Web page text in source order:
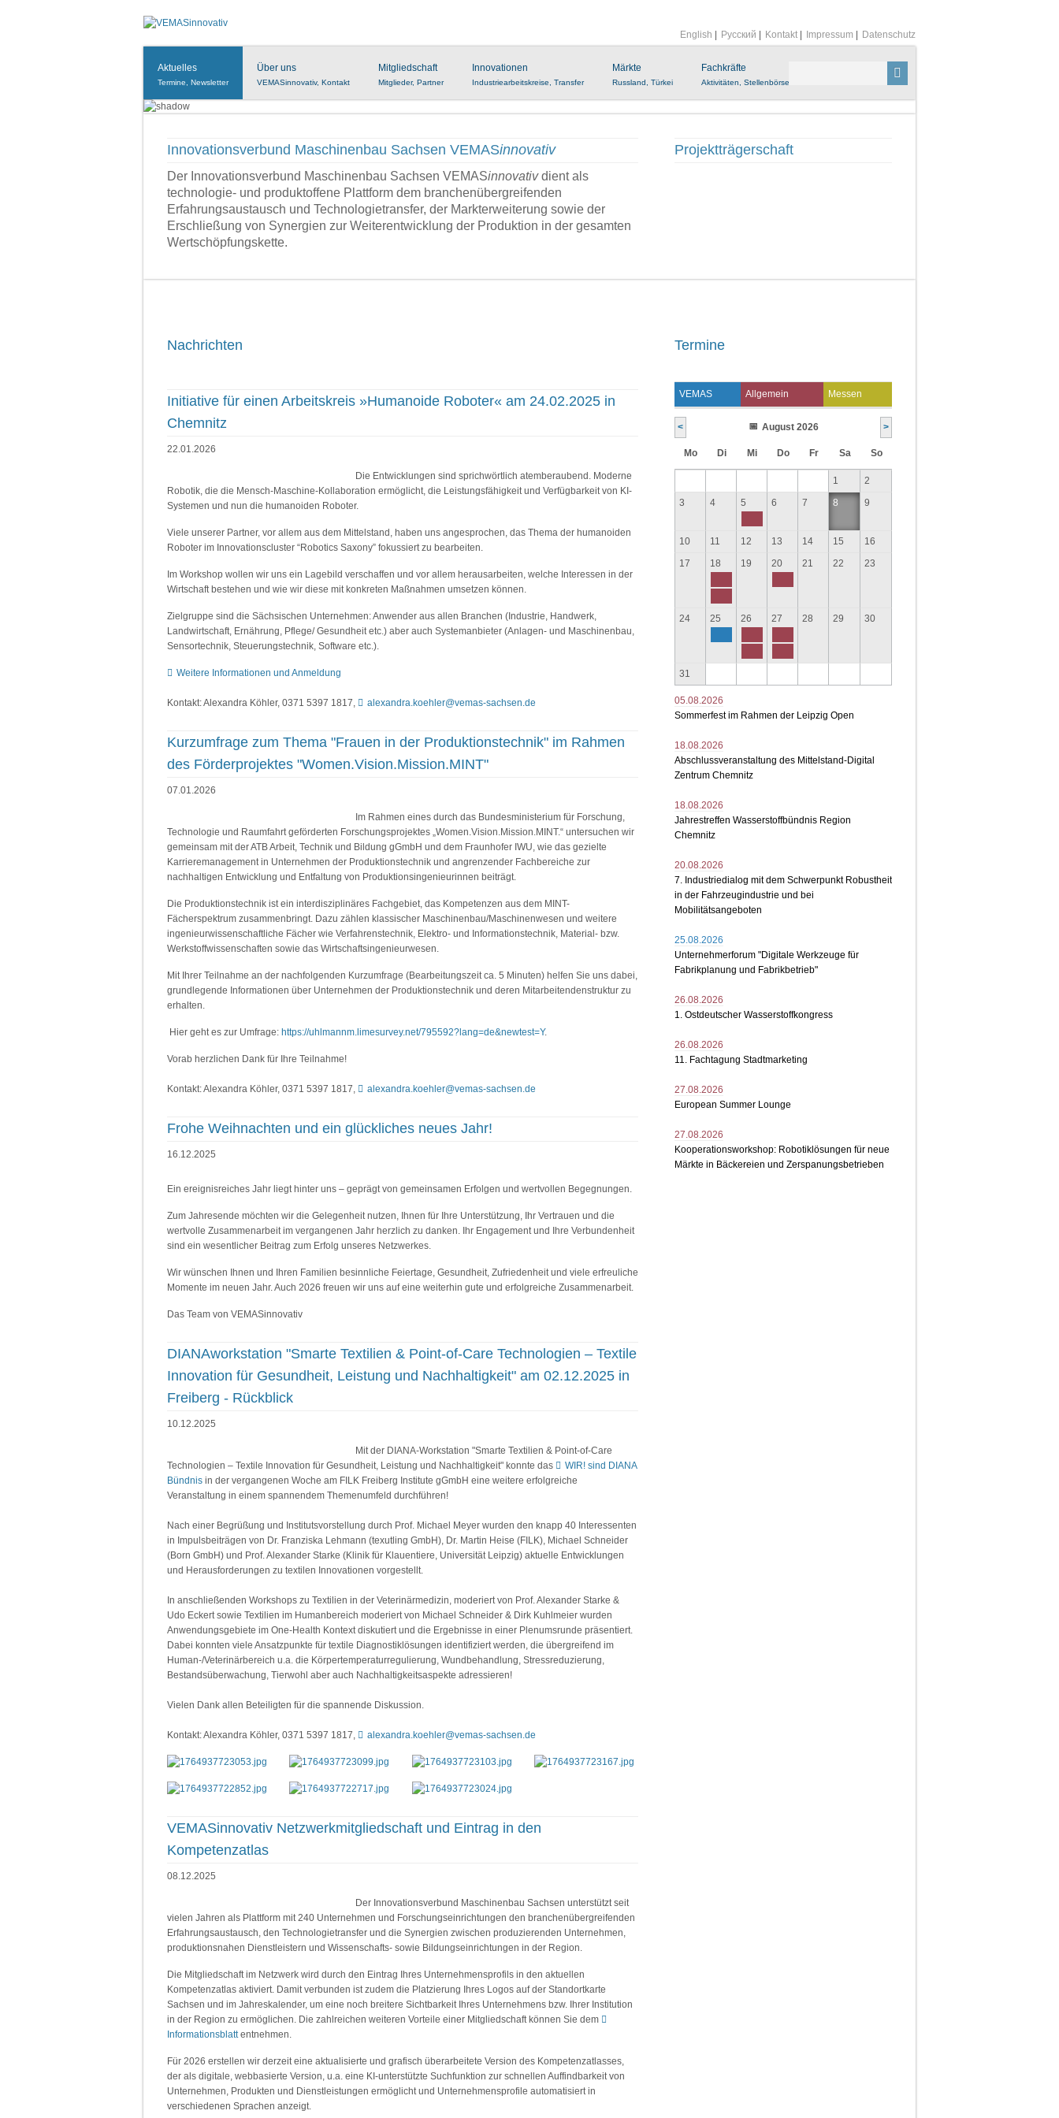
English Русский Kontakt Impressum Datenschutz
Aktuelles
Termine, Newsletter
Über uns
VEMASinnovativ, Kontakt
Mitgliedschaft
Mitglieder, Partner
Innovationen
Industriearbeitskreise, Transfer
Märkte
Russland, Türkei
Fachkräfte
Aktivitäten, Stellenbörse
Innovationsverbund Maschinenbau Sachsen VEMASinnovativ
Der Innovationsverbund Maschinenbau Sachsen VEMASinnovativdient als
technologie- und produktoffene Plattform dem branchenübergreifenden
Erfahrungsaustausch und Technologietransfer, der Markterweiterung sowie der
Erschließung von Synergien zur Weiterentwicklung der Produktion in der gesamten
Wertschöpfungskette.
Projektträgerschaft
Nachrichten Termine
Initiative für einen Arbeitskreis »Humanoide Roboter« am 24.02.2025 in
Chemnitz
22.01.2026
Die Entwicklungen sind sprichwörtlich atemberaubend. Moderne
Robotik, die die Mensch-Maschine-Kollaboration ermöglicht, die Leistungsfähigkeit und Verfügbarkeit von KI-
Systemen und nun die humanoiden Roboter.
Viele unserer Partner, vor allem aus dem Mittelstand, haben uns angesprochen, das Thema der humanoiden
Roboter im Innovationscluster “Robotics Saxony” fokussiert zu bearbeiten.
Im Workshop wollen wir uns ein Lagebild verschaffen und vor allem herausarbeiten, welche Interessen in der
Wirtschaft bestehen und wie wir diese mit konkreten Maßnahmen umsetzen können.
Zielgruppe sind die Sächsischen Unternehmen: Anwender aus allen Branchen (Industrie, Handwerk,
Landwirtschaft, Ernährung, Pflege/ Gesundheit etc.) aber auch Systemanbieter (Anlagen- und Maschinenbau,
Sensortechnik, Steuerungstechnik, Software etc.).
Weitere Informationen und Anmeldung
Kontakt: Alexandra Köhler, 0371 5397 1817, alexandra.koehler@vemas-sachsen.de
Kurzumfrage zum Thema "Frauen in der Produktionstechnik" im Rahmen
des Förderprojektes "Women.Vision.Mission.MINT"
07.01.2026
Im Rahmen eines durch das Bundesministerium für Forschung,
Technologie und Raumfahrt geförderten Forschungsprojektes „Women.Vision.Mission.MINT.“ untersuchen wir
gemeinsam mit der ATB Arbeit, Technik und Bildung gGmbH und dem Fraunhofer IWU, wie das gezielte
Karrieremanagement in Unternehmen der Produktionstechnik und angrenzender Fachbereiche zur
nachhaltigen Entwicklung und Entfaltung von Produktionsingenieurinnen beiträgt.
Die Produktionstechnik ist ein interdisziplinäres Fachgebiet, das Kompetenzen aus dem MINT-
Fächerspektrum zusammenbringt. Dazu zählen klassischer Maschinenbau/Maschinenwesen und weitere
ingenieurwissenschaftliche Fächer wie Verfahrenstechnik, Elektro- und Informationstechnik, Material- bzw.
Werkstoffwissenschaften sowie das Wirtschaftsingenieurwesen.
Mit Ihrer Teilnahme an der nachfolgenden Kurzumfrage (Bearbeitungszeit ca. 5 Minuten) helfen Sie uns dabei,
grundlegende Informationen über Unternehmen der Produktionstechnik und deren Mitarbeitendenstruktur zu
erhalten.
Hier geht es zur Umfrage: https://uhlmannm.limesurvey.net/795592?lang=de&newtest=Y.
Vorab herzlichen Dank für Ihre Teilnahme!
Kontakt: Alexandra Köhler, 0371 5397 1817, alexandra.koehler@vemas-sachsen.de
Frohe Weihnachten und ein glückliches neues Jahr!
16.12.2025
Ein ereignisreiches Jahr liegt hinter uns – geprägt von gemeinsamen Erfolgen und wertvollen Begegnungen.
Zum Jahresende möchten wir die Gelegenheit nutzen, Ihnen für Ihre Unterstützung, Ihr Vertrauen und die
wertvolle Zusammenarbeit im vergangenen Jahr herzlich zu danken. Ihr Engagement und Ihre Verbundenheit
sind ein wesentlicher Beitrag zum Erfolg unseres Netzwerkes.
Wir wünschen Ihnen und Ihren Familien besinnliche Feiertage, Gesundheit, Zufriedenheit und viele erfreuliche
Momente im neuen Jahr. Auch 2026 freuen wir uns auf eine weiterhin gute und erfolgreiche Zusammenarbeit.
Das Team von VEMASinnovativ
DIANAworkstation "Smarte Textilien & Point-of-Care Technologien – Textile
Innovation für Gesundheit, Leistung und Nachhaltigkeit" am 02.12.2025 in
Freiberg - Rückblick
10.12.2025
Mit der DIANA-Workstation "Smarte Textilien & Point-of-Care
Technologien – Textile Innovation für Gesundheit, Leistung und Nachhaltigkeit" konnte das
WIR! sind DIANA
Bündnis in der vergangenen Woche am FILK Freiberg Institute gGmbH eine weitere erfolgreiche
Veranstaltung in einem spannendem Themenumfeld durchführen!
Nach einer Begrüßung und Institutsvorstellung durch Prof. Michael Meyer wurden den knapp 40 Interessenten
in Impulsbeiträgen von Dr. Franziska Lehmann (texutling GmbH), Dr. Martin Heise (FILK), Michael Schneider
(Born GmbH) und Prof. Alexander Starke (Klinik für Klauentiere, Universität Leipzig) aktuelle Entwicklungen
und Herausforderungen zu textilen Innovationen vorgestellt.
In anschließenden Workshops zu Textilien in der Veterinärmedizin, moderiert von Prof. Alexander Starke &
Udo Eckert sowie Textilien im Humanbereich moderiert von Michael Schneider & Dirk Kuhlmeier wurden
Anwendungsgebiete im One-Health Kontext diskutiert und die Ergebnisse in einer Plenumsrunde präsentiert.
Dabei konnten viele Ansatzpunkte für textile Diagnostiklösungen identifiziert werden, die übergreifend im
Human-/Veterinärbereich u.a. die Körpertemperaturregulierung, Wundbehandlung, Stressreduzierung,
Bestandsüberwachung, Tierwohl aber auch Nachhaltigkeitsaspekte adressieren!
Vielen Dank allen Beteiligten für die spannende Diskussion.
Kontakt: Alexandra Köhler, 0371 5397 1817, alexandra.koehler@vemas-sachsen.de
VEMASinnovativ Netzwerkmitgliedschaft und Eintrag in den
Kompetenzatlas
08.12.2025
Der Innovationsverbund Maschinenbau Sachsen unterstützt seit
vielen Jahren als Plattform mit 240 Unternehmen und Forschungseinrichtungen den branchenübergreifenden
Erfahrungsaustausch, den Technologietransfer und die Synergien zwischen produzierenden Unternehmen,
produktionsnahen Dienstleistern und Wissenschafts- sowie Bildungseinrichtungen in der Region.
Die Mitgliedschaft im Netzwerk wird durch den Eintrag Ihres Unternehmensprofils in den aktuellen
Kompetenzatlas aktiviert. Damit verbunden ist zudem die Platzierung Ihres Logos auf der Standortkarte
Sachsen und im Jahreskalender, um eine noch breitere Sichtbarkeit Ihres Unternehmens bzw. Ihrer Institution
in der Region zu ermöglichen. Die zahlreichen weiteren Vorteile einer Mitgliedschaft können Sie dem
Informationsblattentnehmen.
Für 2026 erstellen wir derzeit eine aktualisierte und grafisch überarbeitete Version des Kompetenzatlasses,
der als digitale, webbasierte Version, u.a. eine KI-unterstützte Suchfunktion zur schnellen Auffindbarkeit von
Unternehmen, Produkten und Dienstleistungen ermöglicht und Unternehmensprofile automatisiert in
verschiedenen Sprachen anzeigt.
VEMAS Allgemein Messen
< August 2026 >
Mo Di Mi Do Fr Sa So
1
2
3
4 5 6 7 8 9
10 11 12 13 14 15
16
17
18 19 20 21 22 23
24 25 26 27 28 29 30
31
05.08.2026
Sommerfest im Rahmen der Leipzig Open
18.08.2026
Abschlussveranstaltung des Mittelstand-Digital
Zentrum Chemnitz
18.08.2026
Jahrestreffen Wasserstoffbündnis Region
Chemnitz
20.08.2026
7. Industriedialog mit dem Schwerpunkt Robustheit
in der Fahrzeugindustrie und bei
Mobilitätsangeboten
25.08.2026
Unternehmerforum "Digitale Werkzeuge für
Fabrikplanung und Fabrikbetrieb"
26.08.2026
1. Ostdeutscher Wasserstoffkongress
26.08.2026
11. Fachtagung Stadtmarketing
27.08.2026
European Summer Lounge
27.08.2026
Kooperationsworkshop: Robotiklösungen für neue
Märkte in Bäckereien und Zerspanungsbetrieben